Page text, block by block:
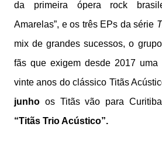
da primeira ópera rock
Amarelas”, e os três EPs da série
mix de grandes sucessos, o
fãs que exigem desde 2017 uma
vinte anos do clássico Titãs
junho os Titãs vão para
“Titãs Trio Acústico”.